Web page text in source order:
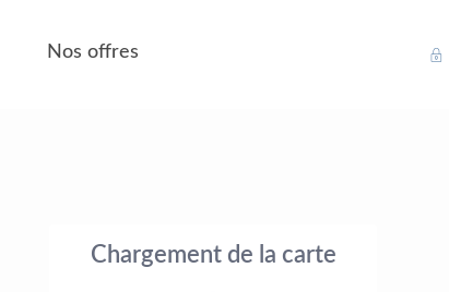
Nos offres
Chargement de la carte